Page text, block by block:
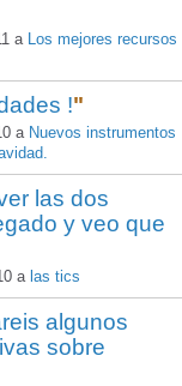
a Los mejores recursos
!"
a Nuevos instrumentos
las dos
y veo que
a las tics
algunos
sobre